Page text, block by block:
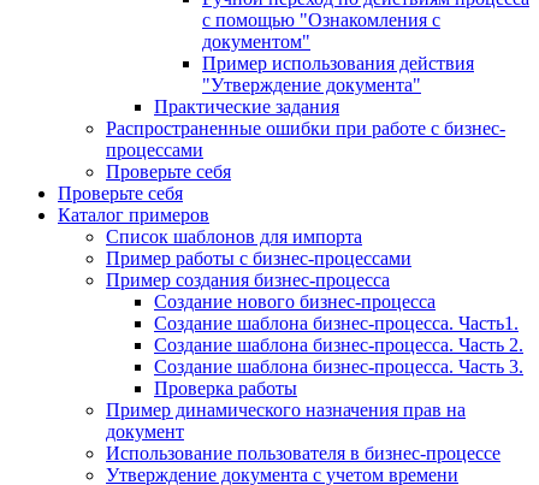
с помощью "Ознакомления с
документом"
Пример использования действия
"Утверждение документа"
Практические задания
Распространенные ошибки при работе с бизнес-
процессами
Проверьте себя
Проверьте себя
Каталог примеров
Список шаблонов для импорта
Пример работы с бизнес-процессами
Пример создания бизнес-процесса
Создание нового бизнес-процесса
Создание шаблона бизнес-процесса. Часть1.
Создание шаблона бизнес-процесса. Часть 2.
Создание шаблона бизнес-процесса. Часть 3.
Проверка работы
Пример динамического назначения прав на
документ
Использование пользователя в бизнес-процессе
Утверждение документа с учетом времени